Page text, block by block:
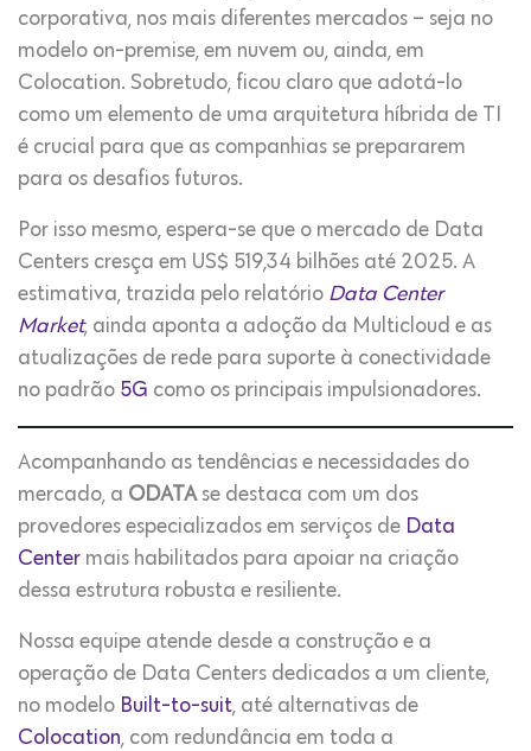
corporativa, nos mais diferentes mercados – seja no
modelo on-premise, em nuvem ou, ainda, em
Colocation. Sobretudo, ficou claro que adotá-lo
como um elemento de uma arquitetura híbrida de TI
é crucial para que as companhias se prepararem
para os desafios futuros.
Por isso mesmo, espera-se que o mercado de Data
Centers cresça em US$ 519,34 bilhões até 2025. A
estimativa, trazida pelo relatório Data Center
Market, ainda aponta a adoção da Multicloud e as
atualizações de rede para suporte à conectividade
no padrão 5G como os principais impulsionadores.
Acompanhando as tendências e necessidades do
mercado, a ODATAse destaca com um dos
provedores especializados em serviços de Data
Center mais habilitados para apoiar na criação
dessa estrutura robusta e resiliente.
Nossa equipe atende desde a construção e a
operação de Data Centers dedicados a um cliente,
no modelo Built-to-suit, até alternativas de
Colocation, com redundância em toda a